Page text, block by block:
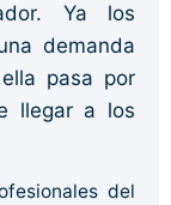
Ya los
demanda
pasa por
llegar a los
del